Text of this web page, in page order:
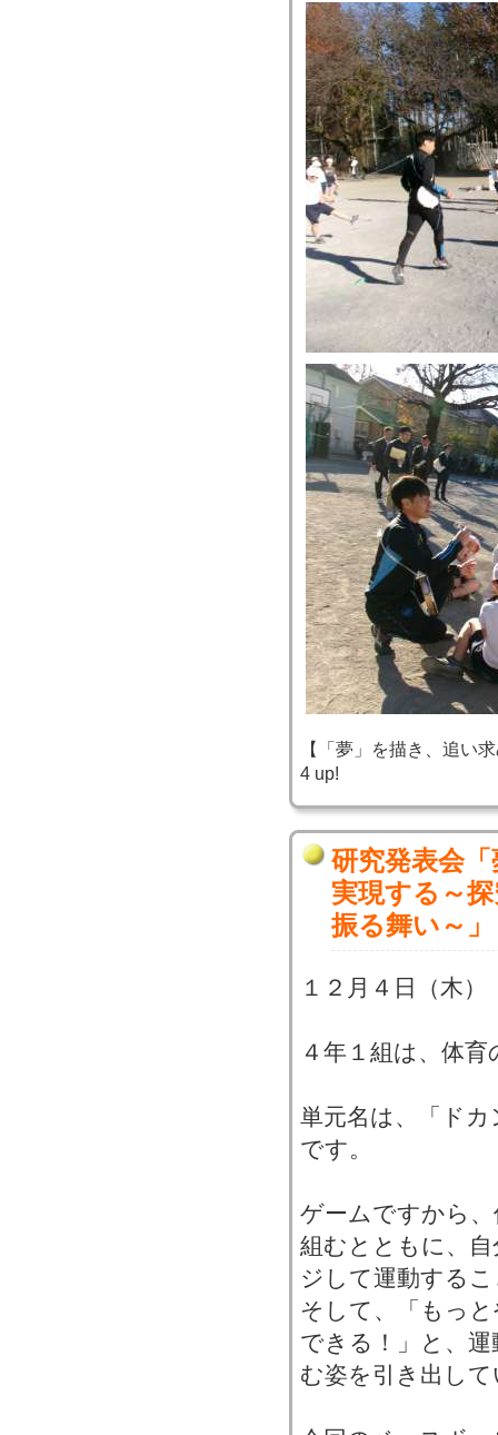
【「夢」を描き、追い
4 up!
研究発表会
実現する～
振る舞い～
１２月４日（木）
４年１組は、体
単元名は、「ド
です。
ゲームですから
組むとともに、
ジして運動する
そして、「もっ
できる！」と、
む姿を引き出し